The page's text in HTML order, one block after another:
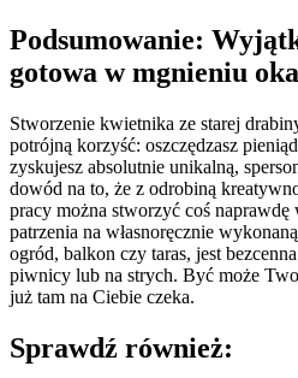
Podsumowanie:
gotowa w mgnieniu oka
Stworzenie kwietnika ze starej
potrójną korzyść: oszczędzasz
zyskujesz absolutnie unikalną,
dowód na to, że z odrobiną
pracy można stworzyć coś
patrzenia na własnoręcznie
ogród, balkon czy taras, jest
piwnicy lub na strych. Być może
już tam na Ciebie czeka.
Sprawdź również: